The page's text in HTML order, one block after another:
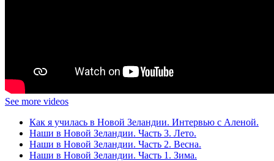
See more videos
Как я училась в Новой Зеландии. Интервью с Аленой.
Наши в Новой Зеландии. Часть 3. Лето.
Наши в Новой Зеландии. Часть 2. Весна.
Наши в Новой Зеландии. Часть 1. Зима.